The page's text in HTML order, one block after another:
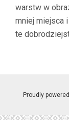
warstw w
mniej miejsca
te
Proudly